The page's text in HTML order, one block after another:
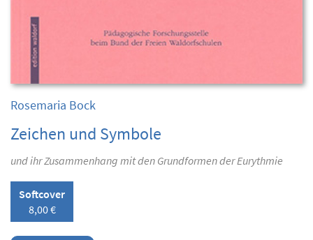
Rosemaria Bock
Zeichen und Symbole
und ihr Zusammenhang mit den Grundformen der Eurythmie
Softcover
8,00 €